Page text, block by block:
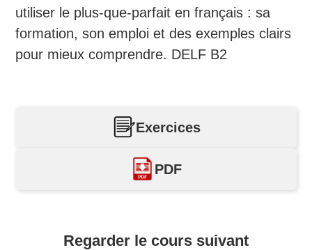
utiliser le plus-que-parfait en français : sa
formation, son emploi et des exemples clairs
pour mieux comprendre. DELF B2
Exercices
PDF
Regarder le cours suivant